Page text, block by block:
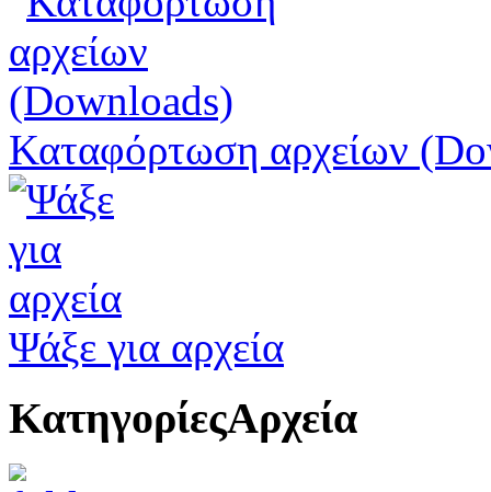
Καταφόρτωση αρχείων
Ψάξε για αρχεία
ΚατηγορίεςΑρχεία